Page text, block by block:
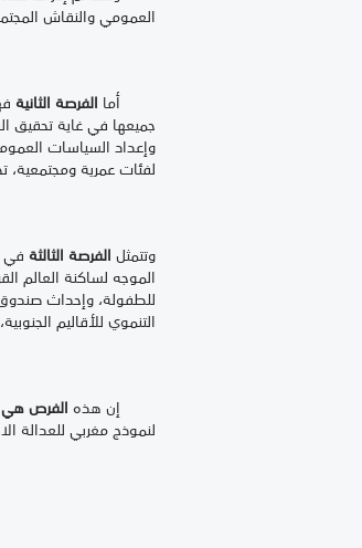
العمومي والنقاش
أما الفرصة الثانية
جميعها في غاية تحقيق
وإعداد السياسات
لفئات عمرية ومجتمعية،
وتتمثلالفرصة الثالثة في
للطفولة، وإحداث صندوق
التنموي للأقاليم
إن هذه الفرص
لنموذج مغربي للعدالة